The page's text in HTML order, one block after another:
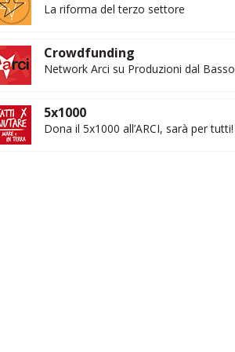
La riforma del terzo settore
Crowdfunding
Network Arci su Produzioni dal Basso
5x1000
Dona il 5x1000 all’ARCI, sarà per tutti!